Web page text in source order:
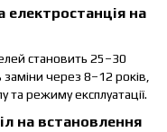
електростанція на
становить 25–30
через 8–12 років,
та режиму експлуатації.
на встановлення